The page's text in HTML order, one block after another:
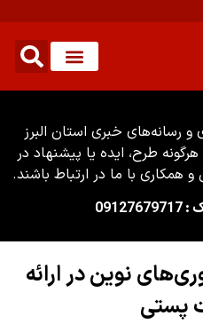
رسانه‌های خبری استان البرز
طرح، ایده یا پیشنهاد در
همکاری با ما در ارتباط باشند.
نوین در ارائه
پستی